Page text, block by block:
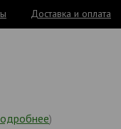
Доставка и оплата
)